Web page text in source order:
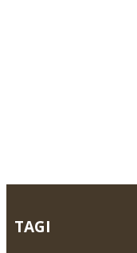
TAGI